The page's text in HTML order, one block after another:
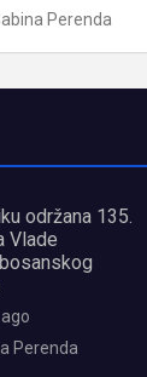
Perenda
održana 135.
Vlade
Perenda